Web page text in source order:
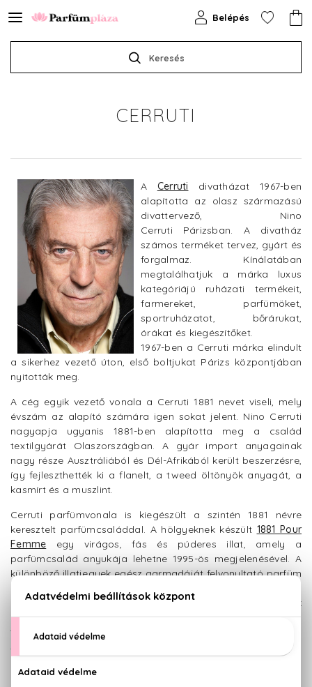
Keresés
Belépés
CERRUTI
A Cerruti divatházat 1967-ben
alapította az olasz származású
divattervező, Nino
Cerruti Párizsban. A divatház
számos terméket tervez, gyárt és
forgalmaz. Kínálatában
megtalálhatjuk a márka luxus
kategóriájú ruházati termékeit,
farmereket, parfümöket,
sportruházatot, bőrárukat,
órákat és kiegészítőket.
1967-ben a Cerruti márka elindult
a sikerhez vezető úton, első boltjukat Párizs központjában
nyitották meg.
A cég egyik vezető vonala a Cerruti 1881 nevet viseli, mely
évszám az alapító számára igen sokat jelent. Nino Cerruti
nagyapja ugyanis 1881-ben alapította meg a család
textilgyárát Olaszországban. A gyár import anyagainak
nagy része Ausztráliából és Dél-Afrikából került beszerzésre,
így fejleszthették ki a flanelt, a tweed öltönyök anyagát, a
kasmírt és a muszlint.
Cerruti parfümvonala is kiegészült a szintén 1881 névre
keresztelt parfümcsaláddal. A hölgyeknek készült 1881 Pour
Femme egy virágos, fás és púderes illat, amely a
parfümcsalád anyukája lehetne 1995-ös megjelenésével. A
különböző illatjegyek egész garmadáját felvonultató parfüm
írisz és a nárcisz. Az illat szívében pedig olyan virágok
lakoznak, mint a rózsa, a jázmin, a narancsvirág vagy a
tubarózsa. Az elegáns és kifejezetten nőies parfüm a márka
szimbólumává vált.